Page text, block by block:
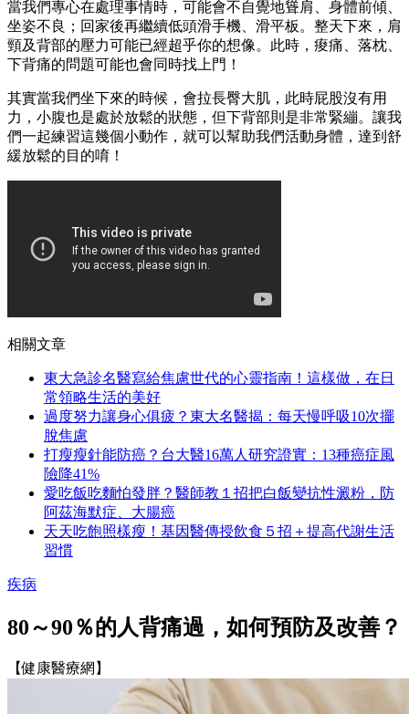
當我們專心在處理事情時，可能會不自覺地聳肩、身體前傾、
坐姿不良；回家後再繼續低頭滑手機、滑平板。整天下來，肩
頸及背部的壓力可能已經超乎你的想像。此時，痠痛、落枕、
下背痛的問題可能也會同時找上門！
其實當我們坐下來的時候，會拉長臀大肌，此時屁股沒有用
力，小腹也是處於放鬆的狀態，但下背部則是非常緊繃。讓我
們一起練習這幾個小動作，就可以幫助我們活動身體，達到舒
緩放鬆的目的唷！
相關文章
東大急診名醫寫給焦慮世代的心靈指南！這樣做，在日
常領略生活的美好
過度努力讓身心俱疲？東大名醫揭：每天慢呼吸10次擺
脫焦慮
打瘦瘦針能防癌？台大醫16萬人研究證實：13種癌症風
險降41%
愛吃飯吃麵怕發胖？醫師教１招把白飯變抗性澱粉，防
阿茲海默症、大腸癌
天天吃飽照樣瘦！基因醫傳授飲食５招＋提高代謝生活
習慣
疾病
80～90％的人背痛過，如何預防及改善？
【健康醫療網】